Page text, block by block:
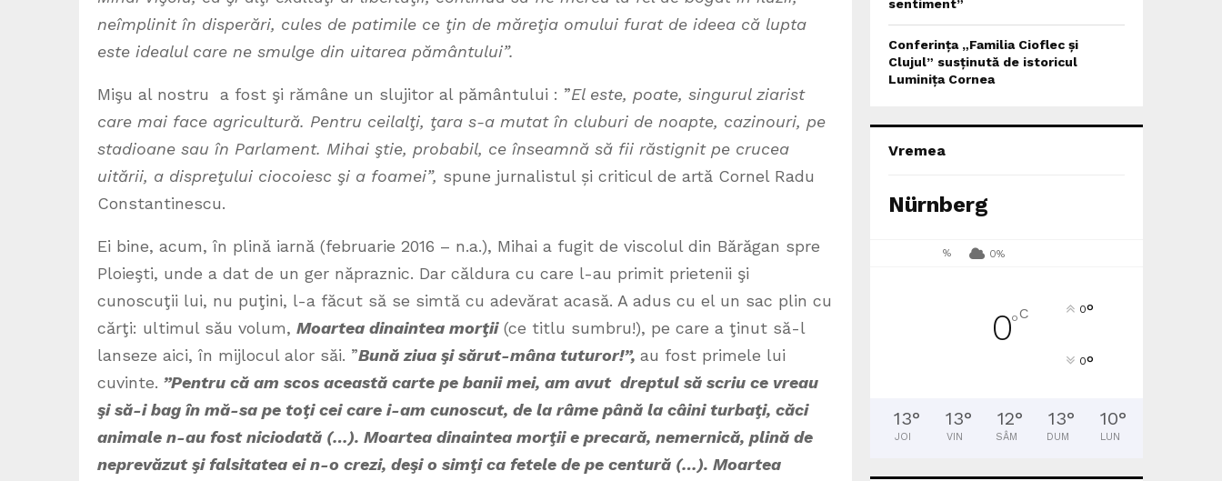
neîmplinit în disperări, cules de patimile ce ţin de măreţia omului furat de ideea că lupta
este idealul care ne smulge din uitarea pământului”.
Mişu al nostru a fost şi rămâne un slujitor al pământului : ”El este, poate, singurul ziarist
care mai face agricultură. Pentru ceilalţi, ţara s-a mutat în cluburi de noapte, cazinouri, pe
stadioane sau în Parlament. Mihai ştie, probabil, ce înseamnă să fii răstignit pe crucea
uitării, a dispreţului ciocoiesc şi a foamei”, spune jurnalistul și criticul de artă Cornel Radu
Constantinescu.
Ei bine, acum, în plină iarnă (februarie 2016 – n.a.), Mihai a fugit de viscolul din Bărăgan spre
Ploieşti, unde a dat de un ger năpraznic. Dar căldura cu care l-au primit prietenii şi
cunoscuţii lui, nu puţini, l-a făcut să se simtă cu adevărat acasă. A adus cu el un sac plin cu
cărţi: ultimul său volum, Moartea dinaintea morţii(ce titlu sumbru!), pe care a ţinut să-l
lanseze aici, în mijlocul alor săi. ”Bună ziua şi sărut-mâna tuturor!”, au fost primele lui
cuvinte. ”Pentru că am scos această carte pe banii mei, am avut dreptul să scriu ce vreau
şi să-i bag în mă-sa pe toţi cei care i-am cunoscut, de la râme până la câini turbaţi, căci
animale n-au fost niciodată (…). Moartea dinaintea morţii e precară, nemernică, plină de
neprevăzut şi falsitatea ei n-o crezi, deşi o simţi ca fetele de pe centură (…). Moartea
sentiment”
Conferința „Familia Cioflec și
Clujul” susținută de istoricul
Luminița Cornea
Vremea
Nürnberg
% 0%
0°C 0°
0°
13°
JOI
13°
VIN
12°
SÂM
13°
DUM
10°
LUN